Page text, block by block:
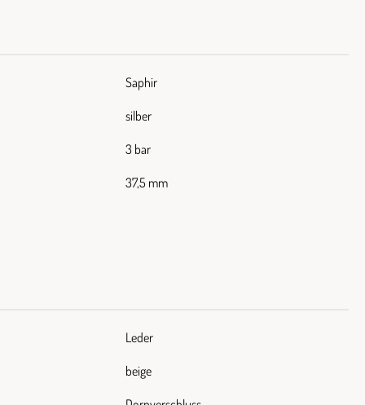
Saphir
silber
3 bar
37,5 mm
Leder
beige